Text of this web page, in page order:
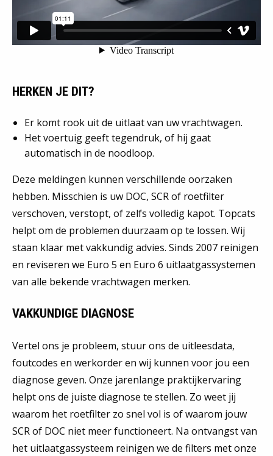
HERKEN JE DIT?
Er komt rook uit de uitlaat van uw vrachtwagen.
Het voertuig geeft tegendruk, of hij gaat
automatisch in de noodloop.
Deze meldingen kunnen verschillende oorzaken
hebben. Misschien is uw DOC, SCR of roetfilter
verschoven, verstopt, of zelfs volledig kapot. Topcats
helpt om de problemen duurzaam op te lossen. Wij
staan klaar met vakkundig advies. Sinds 2007 reinigen
en reviseren we Euro 5 en Euro 6 uitlaatgassystemen
van alle bekende vrachtwagen merken.
VAKKUNDIGE DIAGNOSE
Vertel ons je probleem, stuur ons de uitleesdata,
foutcodes en werkorder en wij kunnen voor jou een
diagnose geven. Onze jarenlange praktijkervaring
helpt ons de juiste diagnose te stellen. Zo weet jij
waarom het roetfilter zo snel vol is of waarom jouw
SCR of DOC niet meer functioneert. Na ontvangst van
het uitlaatgassysteem reinigen we de filters met onze